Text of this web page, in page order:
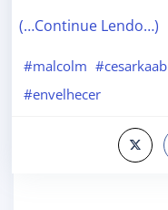
(…Continue Lendo…)
#malcolm #cesarkaab
#envelhecer